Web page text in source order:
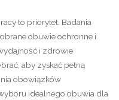
to priorytet. Badania
obuwie ochronne i
i zdrowie
aby zyskać pełną
obowiązków
idealnego obuwia dla